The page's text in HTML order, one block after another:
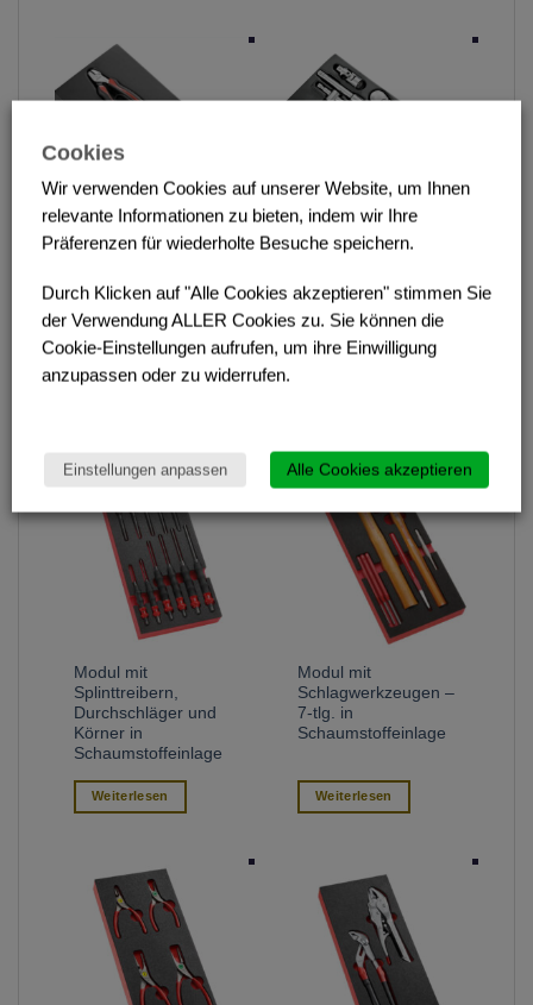
Mechanikerzangen 3
Stk
Weiterlesen
Steckschlüssel 1/2“
Weiterlesen
Modul mit
Splinttreibern,
Durchschläger und
Körner in
Schaumstoffeinlage
Weiterlesen
Modul mit
Schlagwerkzeugen –
7-tlg. in
Schaumstoffeinlage
Weiterlesen
Cookies
Wir verwenden Cookies auf unserer Website, um Ihnen
relevante Informationen zu bieten, indem wir Ihre
Präferenzen für wiederholte Besuche speichern.
Durch Klicken auf "Alle Cookies akzeptieren" stimmen Sie
der Verwendung ALLER Cookies zu. Sie können die
Cookie-Einstellungen aufrufen, um ihre Einwilligung
anzupassen oder zu widerrufen.
Einstellungen anpassen Alle Cookies akzeptieren